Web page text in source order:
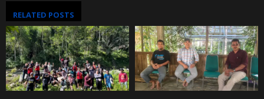
RELATED POSTS